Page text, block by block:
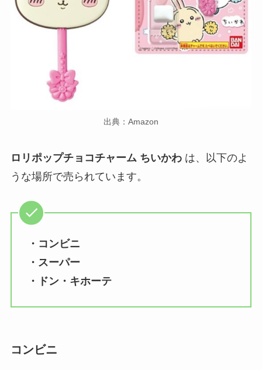
出典：Amazon
ロリポップチョコチャーム ちいかわ は、以下のよ
うな場所で売られています。
・コンビニ
・スーパー
・ドン・キホーテ
コンビニ